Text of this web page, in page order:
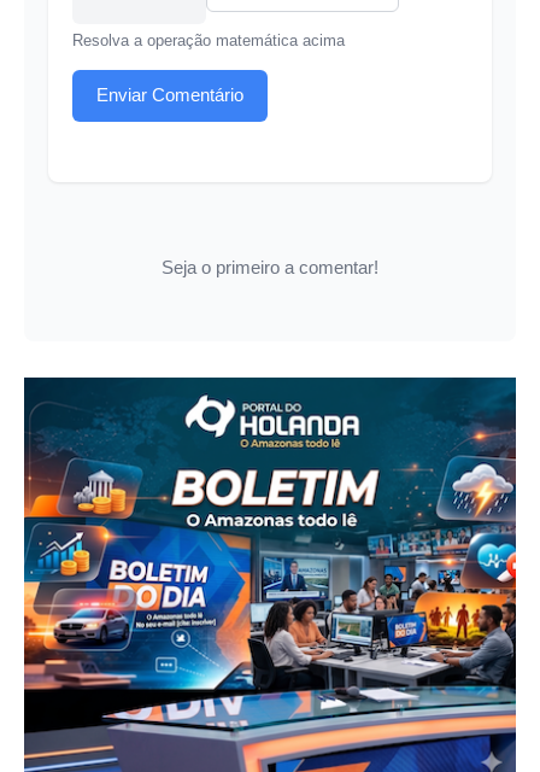
Resolva a operação matemática acima
Enviar Comentário
Seja o primeiro a comentar!